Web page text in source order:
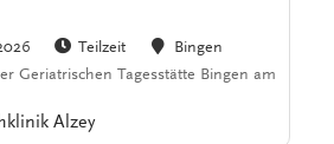
Teilzeit
Bingen
Geriatrischen Tagesstätte Bingen am
Alzey